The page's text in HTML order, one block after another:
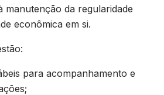
manutenção da regularidade
econômica em si.
para acompanhamento e